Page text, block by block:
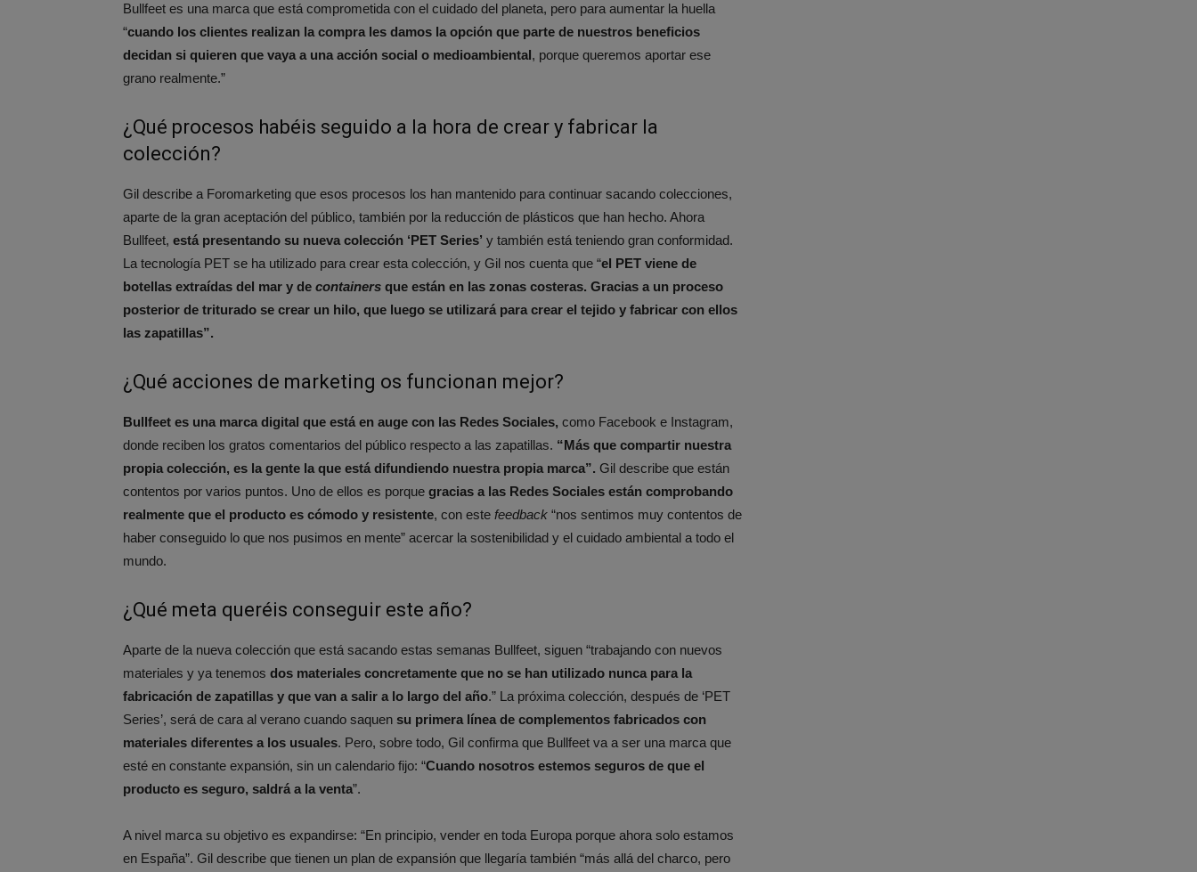
Bullfeet es una marca que está comprometida con el cuidado del planeta, pero para aumentar la huella
“cuando los clientes realizan la compra les damos la opción que parte de nuestros beneficios
decidan si quieren que vaya a una acción social o medioambiental, porque queremos aportar ese
grano realmente.”
¿Qué procesos habéis seguido a la hora de crear y fabricar la
colección?
Gil describe a Foromarketing que esos procesos los han mantenido para continuar sacando colecciones,
aparte de la gran aceptación del público, también por la reducción de plásticos que han hecho. Ahora
Bullfeet, está presentando su nueva colección ‘PET Series’ y también está teniendo gran conformidad.
La tecnología PET se ha utilizado para crear esta colección, y Gil nos cuenta que “el PET viene de
botellas extraídas del mar y de containers que están en las zonas costeras. Gracias a un proceso
posterior de triturado se crear un hilo, que luego se utilizará para crear el tejido y fabricar con ellos
las zapatillas”.
¿Qué acciones de marketing os funcionan mejor?
Bullfeet es una marca digital que está en auge con las Redes Sociales, como Facebook e Instagram,
donde reciben los gratos comentarios del público respecto a las zapatillas. “Más que compartir nuestra
propia colección, es la gente la que está difundiendo nuestra propia marca”. Gil describe que están
contentos por varios puntos. Uno de ellos es porque gracias a las Redes Sociales están comprobando
realmente que el producto es cómodo y resistente, con este feedback “nos sentimos muy contentos de
haber conseguido lo que nos pusimos en mente” acercar la sostenibilidad y el cuidado ambiental a todo el
mundo.
¿Qué meta queréis conseguir este año?
Aparte de la nueva colección que está sacando estas semanas Bullfeet, siguen “trabajando con nuevos
materiales y ya tenemos dos materiales concretamente que no se han utilizado nunca para la
fabricación de zapatillas y que van a salir a lo largo del año.” La próxima colección, después de ‘PET
Series’, será de cara al verano cuando saquen su primera línea de complementos fabricados con
materiales diferentes a los usuales. Pero, sobre todo, Gil confirma que Bullfeet va a ser una marca que
esté en constante expansión, sin un calendario fijo: “Cuando nosotros estemos seguros de que el
producto es seguro, saldrá a la venta”.
A nivel marca su objetivo es expandirse: “En principio, vender en toda Europa porque ahora solo estamos
en España”. Gil describe que tienen un plan de expansión que llegaría también “más allá del charco, pero